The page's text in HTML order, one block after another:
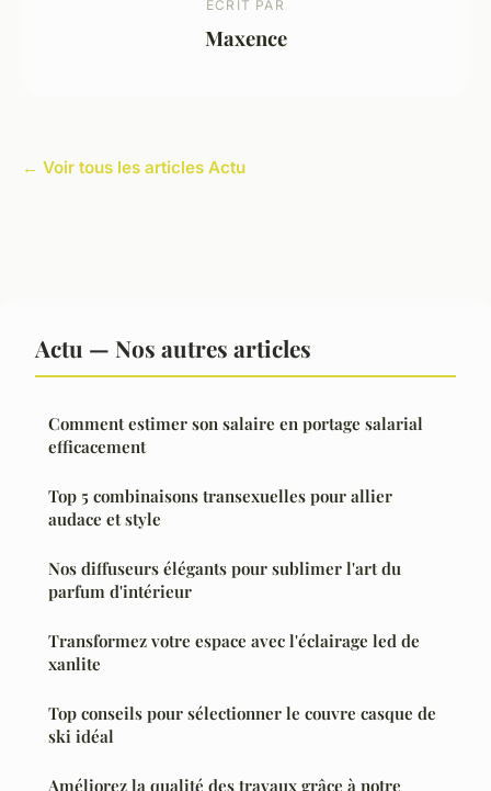
ECRIT PAR
Maxence
← Voir tous les articles Actu
Actu — Nos autres articles
Comment estimer son salaire en portage salarial
efficacement
Top 5 combinaisons transexuelles pour allier
audace et style
Nos diffuseurs élégants pour sublimer l'art du
parfum d'intérieur
Transformez votre espace avec l'éclairage led de
xanlite
Top conseils pour sélectionner le couvre casque de
ski idéal
Améliorez la qualité des travaux grâce à notre